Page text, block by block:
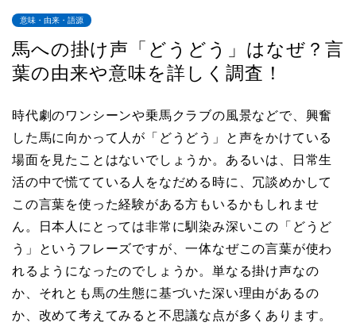
意味・由来・語源
馬への掛け声「どうどう」はなぜ？言
葉の由来や意味を詳しく調査！
時代劇のワンシーンや乗馬クラブの風景などで、興奮
した馬に向かって人が「どうどう」と声をかけている
場面を見たことはないでしょうか。あるいは、日常生
活の中で慌てている人をなだめる時に、冗談めかして
この言葉を使った経験がある方もいるかもしれませ
ん。日本人にとっては非常に馴染み深いこの「どうど
う」というフレーズですが、一体なぜこの言葉が使わ
れるようになったのでしょうか。単なる掛け声なの
か、それとも馬の生態に基づいた深い理由があるの
か、改めて考えてみると不思議な点が多くあります。